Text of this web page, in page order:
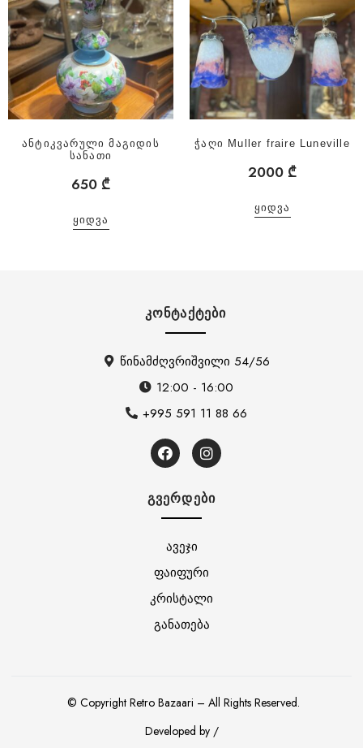
ანტიკვარული მაგიდის
სანათი
650 ₾
ᲧᲘᲓᲕᲐ
ჭაღი Muller fraire Luneville
2000 ₾
ᲧᲘᲓᲕᲐ
ᲙᲝᲜᲢᲐᲥᲢᲔᲑᲘ
წინამძღვრიშვილი 54/56
12:00 - 16:00
+995 591 11 88 66
ᲒᲕᲔᲠᲓᲔᲑᲘ
ავეჯი
ფაიფური
კრისტალი
განათება
Developed by /
© Copyright Retro Bazaari – All Rights Reserved.